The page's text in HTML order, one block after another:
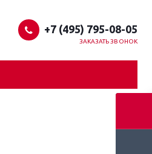
+7 (495) 795-08-05
ЗАКАЗАТЬ ЗВОНОК